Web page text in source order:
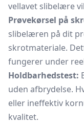
vellavet slibelære
Prøvekørsel på
slibelæren på dit
skrotmateriale.
fungerer under
Holdbarhedstest:
uden afbrydelse.
eller ineffektiv
kvalitet.